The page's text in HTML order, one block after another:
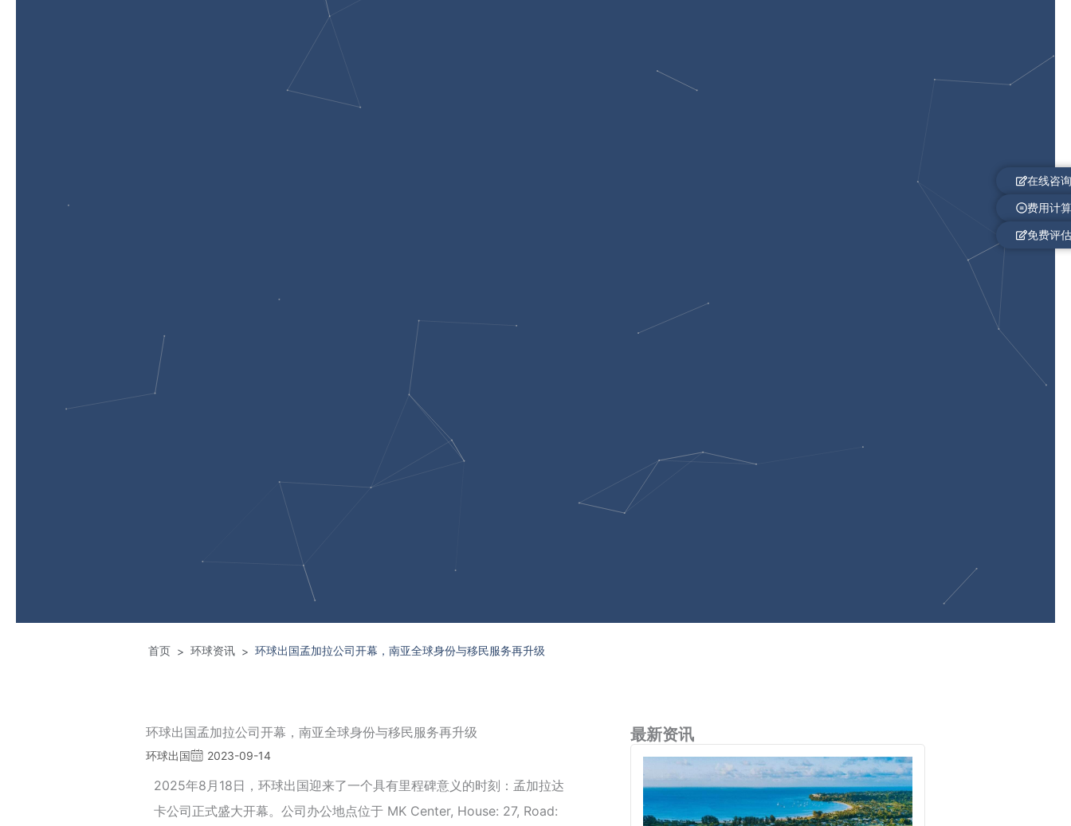
首页 > 环球资讯 > 环球出国孟加拉公司开幕，南亚全球身份与移民服务再升级
环球出国孟加拉公司开幕，南亚全球身份与移民服务再升级
环球出国 2023-09-14
2025年8月18日，环球出国迎来了一个具有里程碑意义的时刻：孟加拉达
卡公司正式盛大开幕。公司办公地点位于 MK Center, House: 27, Road:
最新资讯
在线咨询
费用计算
免费评估